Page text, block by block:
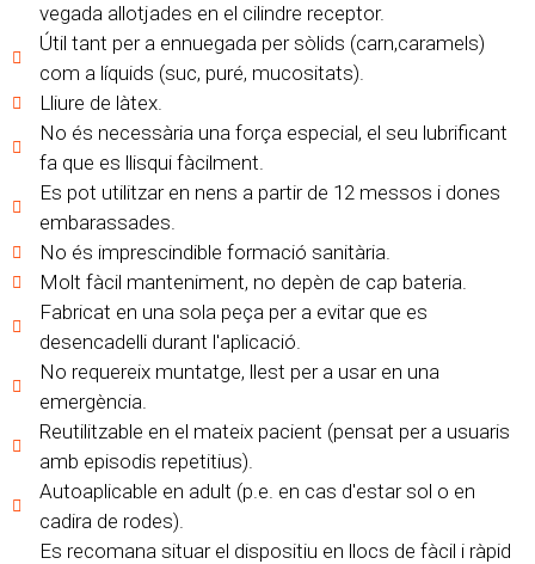
vegada allotjades en el cilindre receptor.
Útil tant per a ennuegada per sòlids (carn,caramels)
com a líquids (suc, puré, mucositats).
Lliure de làtex.
No és necessària una força especial, el seu lubrificant
fa que es llisqui fàcilment.
Es pot utilitzar en nens a partir de 12 messos i dones
embarassades.
No és imprescindible formació sanitària.
Molt fàcil manteniment, no depèn de cap bateria.
Fabricat en una sola peça per a evitar que es
desencadelli durant l'aplicació.
No requereix muntatge, llest per a usar en una
emergència.
Reutilitzable en el mateix pacient (pensat per a usuaris
amb episodis repetitius).
Autoaplicable en adult (p.e. en cas d'estar sol o en
cadira de rodes).
Es recomana situar el dispositiu en llocs de fàcil i ràpid